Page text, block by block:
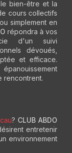
bien-être et la
cours collectifs
simplement en
répondra à vos
d'un suivi
dévoués,
et efficace.
rencontrent.
? CLUB ABDO
entretenir
environnement